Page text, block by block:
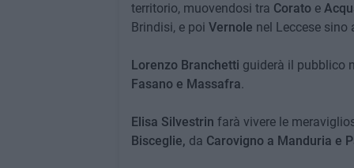
territorio, muovendosi tra Corato e
Brindisi, e poi Vernole nel Leccese sino
Lorenzo Branchetti guiderà il pubblico
Fasano e Massafra.
Elisa Silvestrin farà vivere le
Bisceglie, da Carovigno a Manduria e